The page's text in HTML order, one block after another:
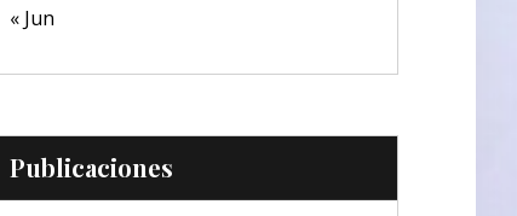
« Jun
Publicaciones